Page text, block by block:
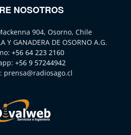
NOSOTROS
904, Osorno, Chile
Y GANADERA DE OSORNO A.G.
+56 64 223 2160
+56 9 57244942
prensa@radiosago.cl